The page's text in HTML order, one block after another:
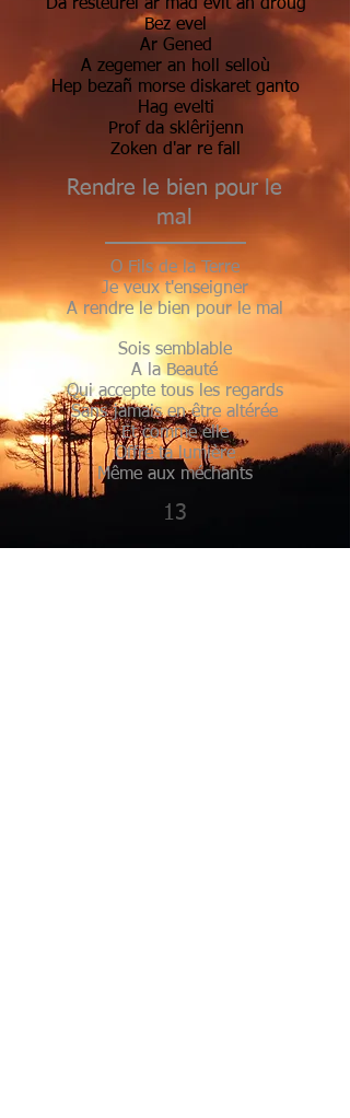
Da resteurel ar mad evit an droug
Bez evel
Ar Gened
A zegemer an holl selloù
Hep bezañ morse diskaret ganto
Hag evelti
Prof da sklêrijenn
Zoken d'ar re fall
Rendre le bien pour le
mal
O Fils de la Terre
Je veux t'enseigner
A rendre le bien pour le mal
Sois semblable
A la Beauté
Qui accepte tous les regards
Sans jamais en être altérée
Et comme elle
Offre ta lumière
Même aux méchants
13